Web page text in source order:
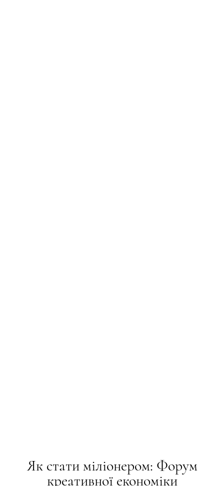
Як стати міліонером: Форум
креативної економіки